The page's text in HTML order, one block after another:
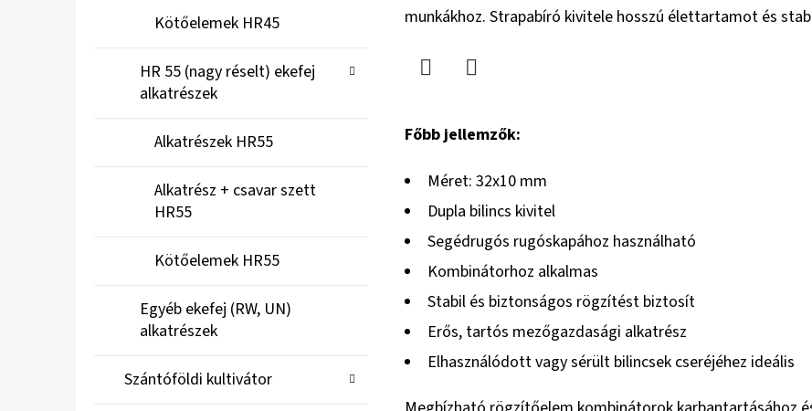
Kötőelemek HR45
HR 55 (nagy réselt) ekefej
alkatrészek
Alkatrészek HR55
Alkatrész + csavar szett
HR55
Kötőelemek HR55
Egyéb ekefej (RW, UN)
alkatrészek
Szántóföldi kultivátor
csillag.
munkákhoz. Strapabíró kivitele hosszú élettartamot és
Főbb jellemzők:
Méret: 32x10 mm
Dupla bilincs kivitel
Segédrugós rugóskapához használható
Kombinátorhoz alkalmas
Stabil és biztonságos rögzítést biztosít
Erős, tartós mezőgazdasági alkatrész
Elhasználódott vagy sérült bilincsek cseréjéhez ideális